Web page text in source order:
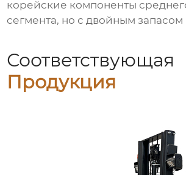
корейские компоненты
сегмента, но с двойным запасом
Соответствующая
Продукция